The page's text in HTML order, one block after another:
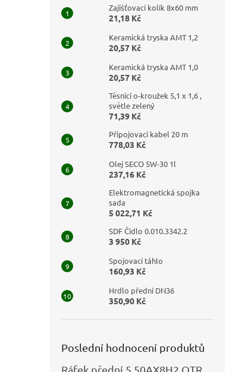
Zajišťovací kolík 8x60 mm
21,18 Kč
Keramická tryska AMT 1,2
20,57 Kč
Keramická tryska AMT 1,0
20,57 Kč
Těsnící o-kroužek 5,1 x 1,6 ,
světle zelený
71,39 Kč
Připojovací kabel 20 m
778,03 Kč
Olej SECO 5W-30 1l
237,16 Kč
Elektromagnetická spojka
sada
5 022,71 Kč
SDF Čidlo 0.010.3342.2
3 950 Kč
Spojovací táhlo
160,93 Kč
Hrdlo přední DN36
350,90 Kč
Poslední hodnocení produktů